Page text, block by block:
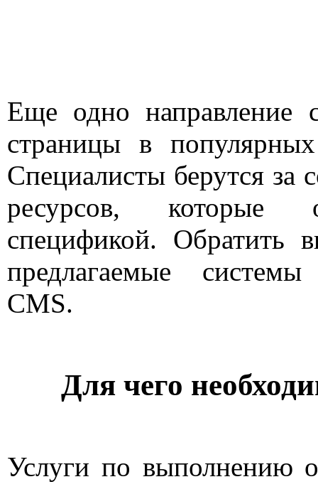
Еще одно направление
страницы в
Специалисты берутся за
ресурсов, которые
спецификой. Обратить
предлагаемые
CMS.
Для чего
Услуги по выполнению